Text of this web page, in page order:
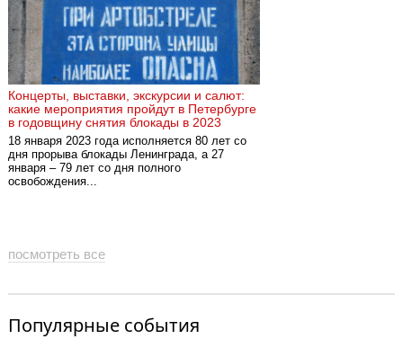
Концерты, выставки, экскурсии и салют:
какие мероприятия пройдут в Петербурге
в годовщину снятия блокады в 2023
18 января 2023 года исполняется 80 лет со
дня прорыва блокады Ленинграда, а 27
января – 79 лет со дня полного
освобождения...
посмотреть все
Популярные события